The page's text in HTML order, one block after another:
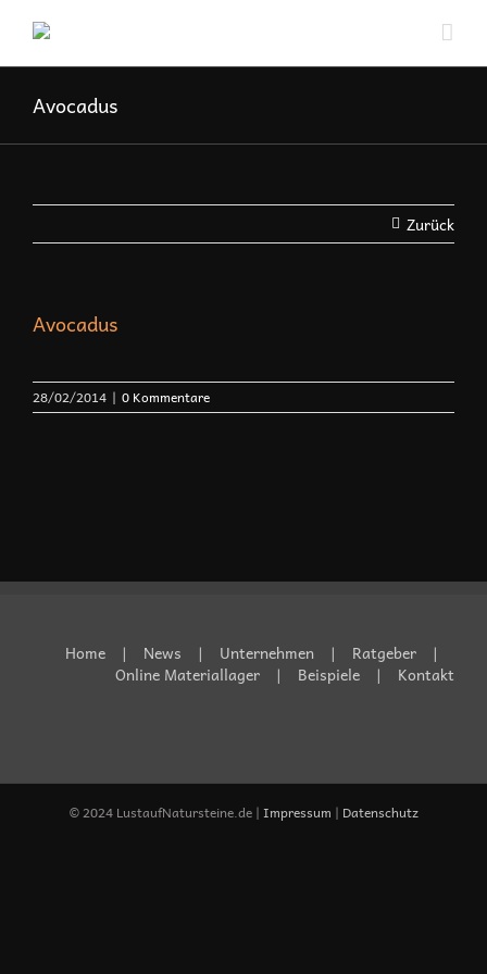
Inhalt
Avocadus
Zurück
Avocadus
28/02/2014 | 0 Kommentare
Home News Unternehmen
Ratgeber
Online Materiallager
Beispiele Kontakt
© 2024 LustaufNatursteine.de | Impressum | Datenschutz